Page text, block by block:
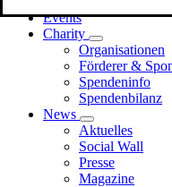
Events
Charity
Organisationen
Förderer &
Spendeninfo
Spendenbilanz
News
Aktuelles
Social Wall
Presse
Magazine